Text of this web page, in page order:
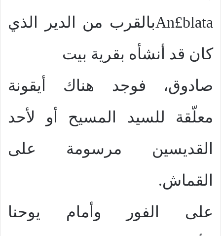
An£blataبالقرب من الدير الذي
كان قد أنشأه بقرية بيت
صادوق، فوجد هناك أيقونة
معلّقة للسيد المسيح أو لأحد
القديسين مرسومة على
القماش.
على الفور وأمام يوحنا